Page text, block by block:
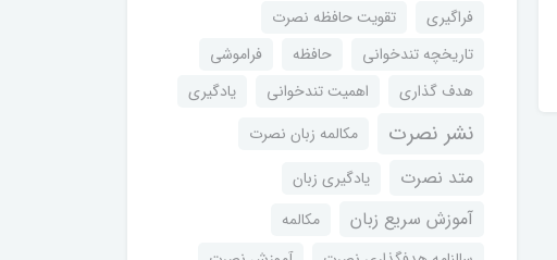
فراگیری
تقویت حافظه نصرت
تاریخچه تندخوانی
حافظه
فراموشی
هدف گذاری
اهمیت تندخوانی یادگیری
نشر نصرت مکالمه زبان نصرت
متد نصرت یادگیری زبان
آموزش سریع زبان
مکالمه